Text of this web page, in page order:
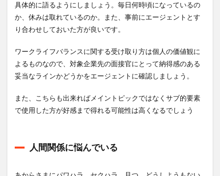
具体的に語るようにしましょう。毎日何時頃になっているの
か、休みは取れているのか。また、事前にエージェントとす
り合わせしておいた方が良いです。
ワークライフバランスに関する受け取り方は個人の価値観に
よるものなので、対象企業先の面接官にとって納得感のある
妥当なラインかどうかをエージェントに確認しましょう。
また、こちらも出来ればメイントピックではなくサブ的要素
で使用した方が好感まで得れる可能性は高くなるでしょう
人間関係に悩んでいる